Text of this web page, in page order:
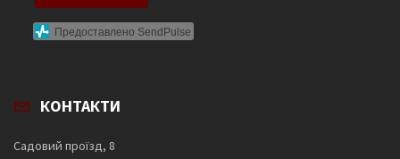
Предоставлено SendPulse
КОНТАКТИ
Садовий проїзд, 8